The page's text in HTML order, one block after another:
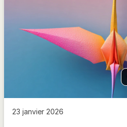
23 janvier 2026